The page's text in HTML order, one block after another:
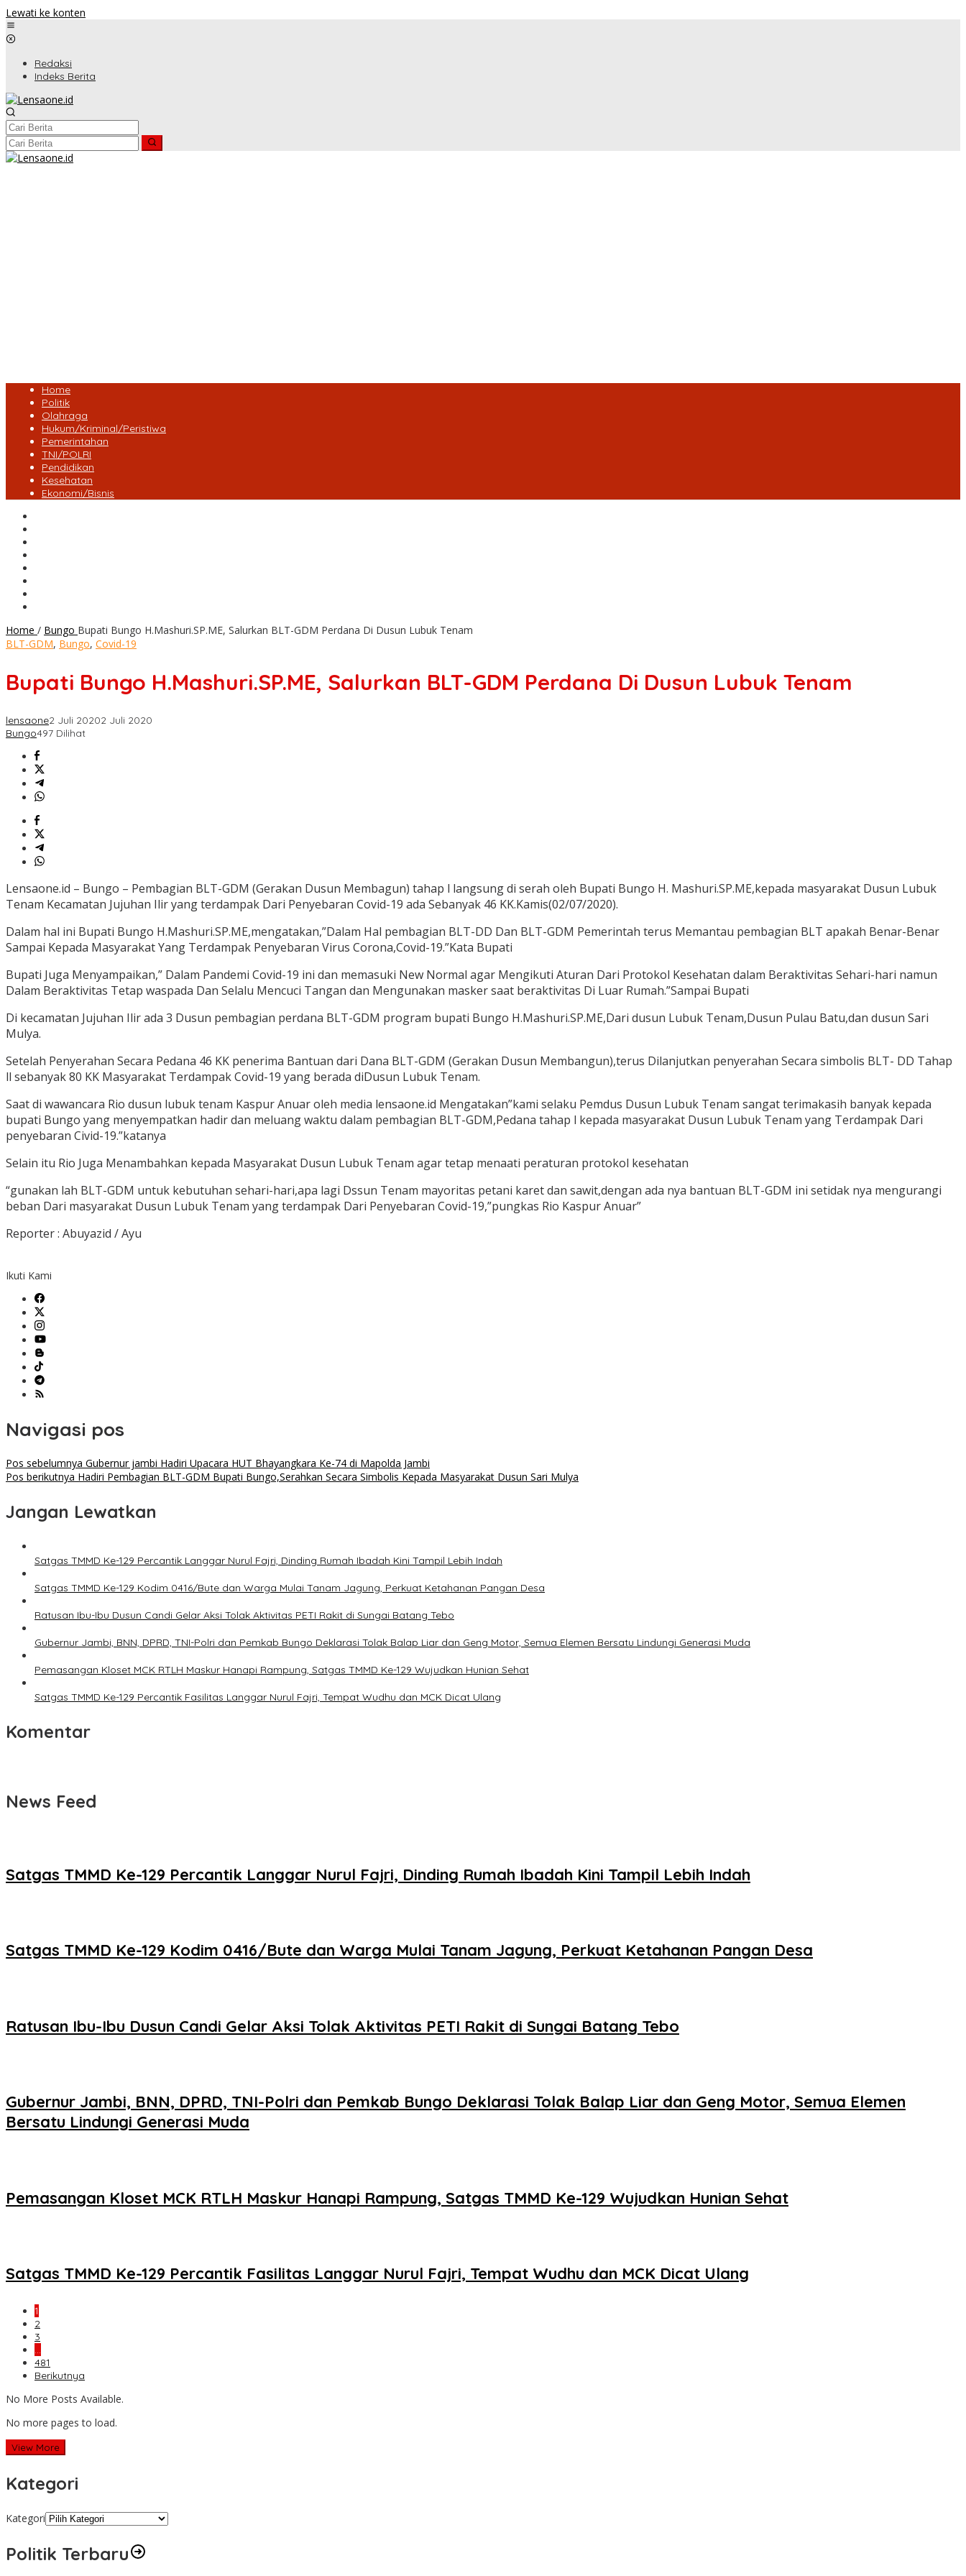
Lewati ke konten
Redaksi
Indeks Berita
Home
Politik
Olahraga
Hukum/Kriminal/Peristiwa
Pemerintahan
TNI/POLRI
Pendidikan
Kesehatan
Ekonomi/Bisnis
Home / Bungo Bupati Bungo H.Mashuri.SP.ME, Salurkan BLT-GDM Perdana Di Dusun Lubuk Tenam
BLT-GDM, Bungo, Covid-19
Bupati Bungo H.Mashuri.SP.ME, Salurkan BLT-GDM Perdana Di Dusun Lubuk Tenam
lensaone2 Juli 20202 Juli 2020
Bungo497 Dilihat
Lensaone.id – Bungo – Pembagian BLT-GDM (Gerakan Dusun Membagun) tahap l langsung di serah oleh Bupati Bungo H. Mashuri.SP.ME,kepada masyarakat Dusun Lubuk
Tenam Kecamatan Jujuhan Ilir yang terdampak Dari Penyebaran Covid-19 ada Sebanyak 46 KK.Kamis(02/07/2020).
Dalam hal ini Bupati Bungo H.Mashuri.SP.ME,mengatakan,”Dalam Hal pembagian BLT-DD Dan BLT-GDM Pemerintah terus Memantau pembagian BLT apakah Benar-Benar
Sampai Kepada Masyarakat Yang Terdampak Penyebaran Virus Corona,Covid-19.”Kata Bupati
Bupati Juga Menyampaikan,” Dalam Pandemi Covid-19 ini dan memasuki New Normal agar Mengikuti Aturan Dari Protokol Kesehatan dalam Beraktivitas Sehari-hari namun
Dalam Beraktivitas Tetap waspada Dan Selalu Mencuci Tangan dan Mengunakan masker saat beraktivitas Di Luar Rumah.”Sampai Bupati
Di kecamatan Jujuhan Ilir ada 3 Dusun pembagian perdana BLT-GDM program bupati Bungo H.Mashuri.SP.ME,Dari dusun Lubuk Tenam,Dusun Pulau Batu,dan dusun Sari
Mulya.
Setelah Penyerahan Secara Pedana 46 KK penerima Bantuan dari Dana BLT-GDM (Gerakan Dusun Membangun),terus Dilanjutkan penyerahan Secara simbolis BLT- DD Tahap
ll sebanyak 80 KK Masyarakat Terdampak Covid-19 yang berada diDusun Lubuk Tenam.
Saat di wawancara Rio dusun lubuk tenam Kaspur Anuar oleh media lensaone.id Mengatakan”kami selaku Pemdus Dusun Lubuk Tenam sangat terimakasih banyak kepada
bupati Bungo yang menyempatkan hadir dan meluang waktu dalam pembagian BLT-GDM,Pedana tahap l kepada masyarakat Dusun Lubuk Tenam yang Terdampak Dari
penyebaran Civid-19.”katanya
Selain itu Rio Juga Menambahkan kepada Masyarakat Dusun Lubuk Tenam agar tetap menaati peraturan protokol kesehatan
“gunakan lah BLT-GDM untuk kebutuhan sehari-hari,apa lagi Dssun Tenam mayoritas petani karet dan sawit,dengan ada nya bantuan BLT-GDM ini setidak nya mengurangi
beban Dari masyarakat Dusun Lubuk Tenam yang terdampak Dari Penyebaran Covid-19,”pungkas Rio Kaspur Anuar”
Reporter : Abuyazid / Ayu
Ikuti Kami
Navigasi pos
Pos sebelumnya Gubernur jambi Hadiri Upacara HUT Bhayangkara Ke-74 di Mapolda Jambi
Pos berikutnya Hadiri Pembagian BLT-GDM Bupati Bungo,Serahkan Secara Simbolis Kepada Masyarakat Dusun Sari Mulya
Jangan Lewatkan
Satgas TMMD Ke-129 Percantik Langgar Nurul Fajri, Dinding Rumah Ibadah Kini Tampil Lebih Indah
Satgas TMMD Ke-129 Kodim 0416/Bute dan Warga Mulai Tanam Jagung, Perkuat Ketahanan Pangan Desa
Ratusan Ibu-Ibu Dusun Candi Gelar Aksi Tolak Aktivitas PETI Rakit di Sungai Batang Tebo
Gubernur Jambi, BNN, DPRD, TNI-Polri dan Pemkab Bungo Deklarasi Tolak Balap Liar dan Geng Motor, Semua Elemen Bersatu Lindungi Generasi Muda
Pemasangan Kloset MCK RTLH Maskur Hanapi Rampung, Satgas TMMD Ke-129 Wujudkan Hunian Sehat
Satgas TMMD Ke-129 Percantik Fasilitas Langgar Nurul Fajri, Tempat Wudhu dan MCK Dicat Ulang
Komentar
News Feed
Satgas TMMD Ke-129 Percantik Langgar Nurul Fajri, Dinding Rumah Ibadah Kini Tampil Lebih Indah
Satgas TMMD Ke-129 Kodim 0416/Bute dan Warga Mulai Tanam Jagung, Perkuat Ketahanan Pangan Desa
Ratusan Ibu-Ibu Dusun Candi Gelar Aksi Tolak Aktivitas PETI Rakit di Sungai Batang Tebo
Gubernur Jambi, BNN, DPRD, TNI-Polri dan Pemkab Bungo Deklarasi Tolak Balap Liar dan Geng Motor, Semua Elemen
Bersatu Lindungi Generasi Muda
Pemasangan Kloset MCK RTLH Maskur Hanapi Rampung, Satgas TMMD Ke-129 Wujudkan Hunian Sehat
Satgas TMMD Ke-129 Percantik Fasilitas Langgar Nurul Fajri, Tempat Wudhu dan MCK Dicat Ulang
1
2
3
…
481
Berikutnya
No More Posts Available.
No more pages to load.
View More
Kategori
Kategori
Politik Terbaru